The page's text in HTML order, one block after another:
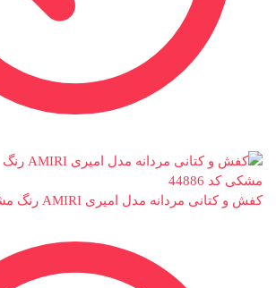
کفش و کتانی مردانه مدل امیری AMIRI رنگ مشکی کد 44886